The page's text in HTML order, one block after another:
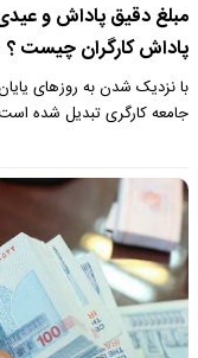
مبلغ دقیق پاداش و
پاداش کارگران چیست ؟
با نزدیک شدن به روزهای
جامعه کارگری تبدیل شده